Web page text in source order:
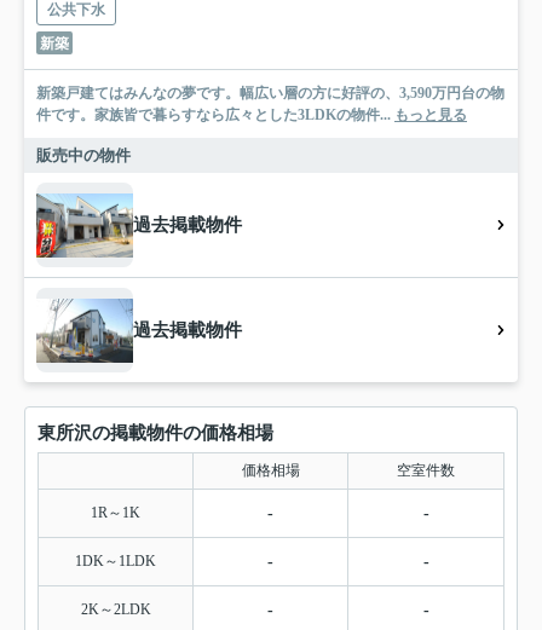
公共下水
新築
新築戸建てはみんなの夢です。幅広い層の方に好評の、3,590万円台の物
件です。家族皆で暮らすなら広々とした3LDKの物件... もっと見る
販売中の物件
過去掲載物件
過去掲載物件
東所沢の掲載物件の価格相場
価格相場 空室件数
1R～1K - -
1DK～1LDK - -
2K～2LDK - -